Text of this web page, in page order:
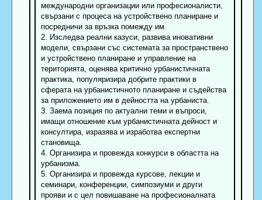
международни организации или професионалисти,
свързани с процеса на устройствено планиране и
посредничи за връзка помежду им.
2. Изследва реални казуси, развива иновативни
модели, свързани със системата за пространствено
и устройствено планиране и управление на
територията, оценява критично урбанистичната
практика, популяризира добрите практики в
сферата на урбанистичното планиране и съдейства
за приложението им в дейността на урбаниста.
3. Заема позиция по актуални теми и въпроси,
имащи отношение към урбанистичната дейност и
консултира, изразява и изработва експертни
становища.
4. Организира и провежда конкурси в областта на
урбанизма.
5. Организира и провежда курсове, лекции и
семинари, конференции, симпозиуми и други
прояви и с цел повишаване на професионалната